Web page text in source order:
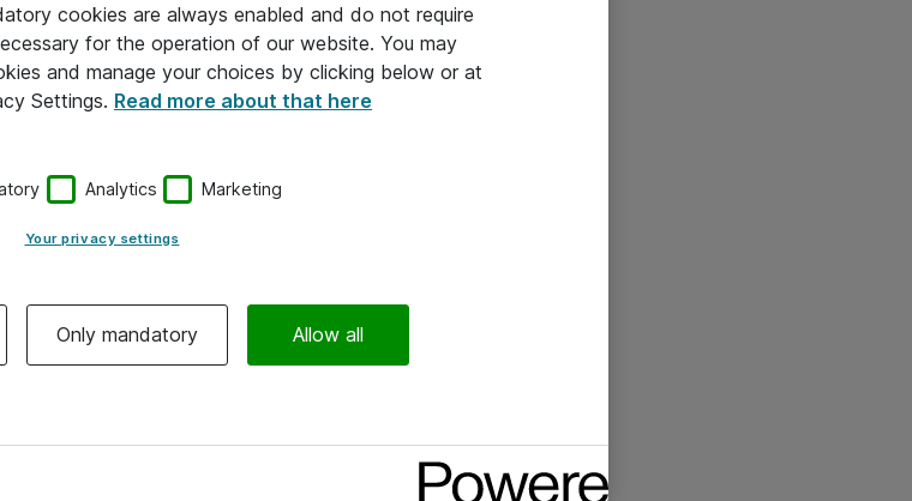
cookies are always enabled and do not require
for the operation of our website. You may
and manage your choices by clicking below or at
Settings. Read more about that here
Analytics Marketing
Your privacy settings
Only mandatory Allow all